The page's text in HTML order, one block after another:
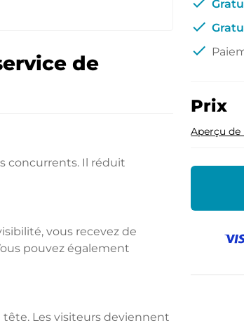
check
check
Prix
Aperçu de
de
concurrents. Il réduit
vous recevez de
pouvez également
tête. Les visiteurs deviennent